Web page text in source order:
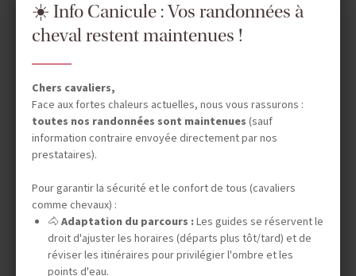
7 jours (5 à cheval)
3 350 €
☀️ Info Canicule : Vos randonnées à
cheval restent maintenues !
Chers cavaliers,
Face aux fortes chaleurs actuelles, nous vous rassurons :
toutes nos randonnées sont maintenues (sauf
information contraire envoyée directement par nos
prestataires).
Pour garantir la sécurité et le confort de tous (cavaliers
comme chevaux) :
🐴 Adaptation du parcours :Les guides se réservent le
droit d'ajuster les horaires (départs plus tôt/tard) et de
réviser les itinéraires pour privilégier l'ombre et les
points d'eau.